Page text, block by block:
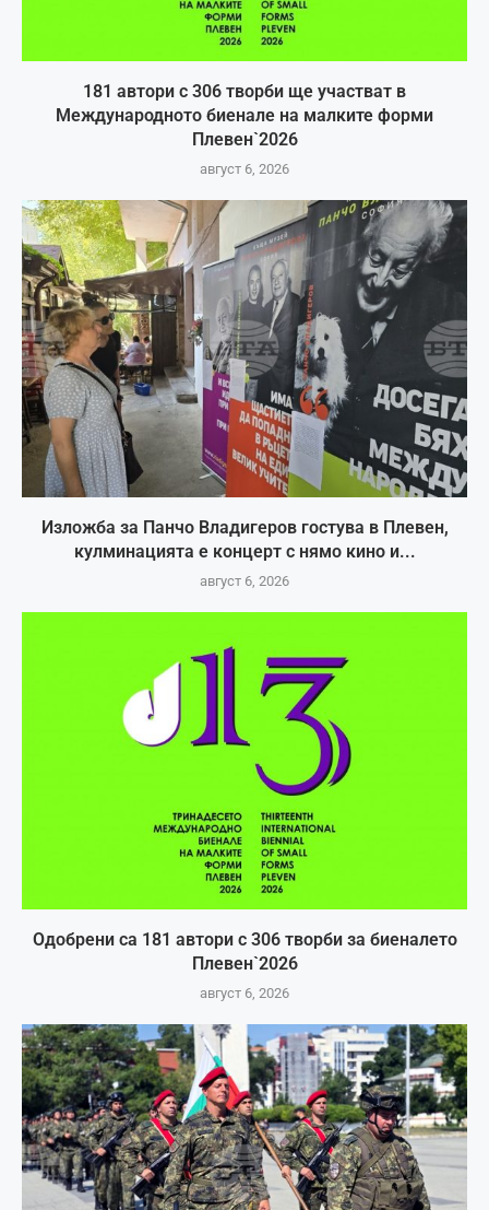
181 автори с 306 творби ще участват в
Международното биенале на малките форми
Плевен`2026
август 6, 2026
Изложба за Панчо Владигеров гостува в Плевен,
кулминацията е концерт с нямо кино и...
август 6, 2026
Одобрени са 181 автори с 306 творби за биеналето
Плевен`2026
август 6, 2026